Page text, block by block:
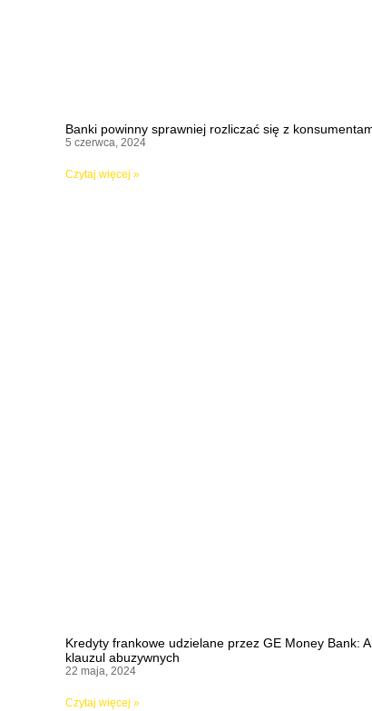
Banki powinny sprawniej rozliczać się z
5 czerwca, 2024
Czytaj więcej »
Kredyty frankowe udzielane przez GE Money Bank:
klauzul abuzywnych
22 maja, 2024
Czytaj więcej »